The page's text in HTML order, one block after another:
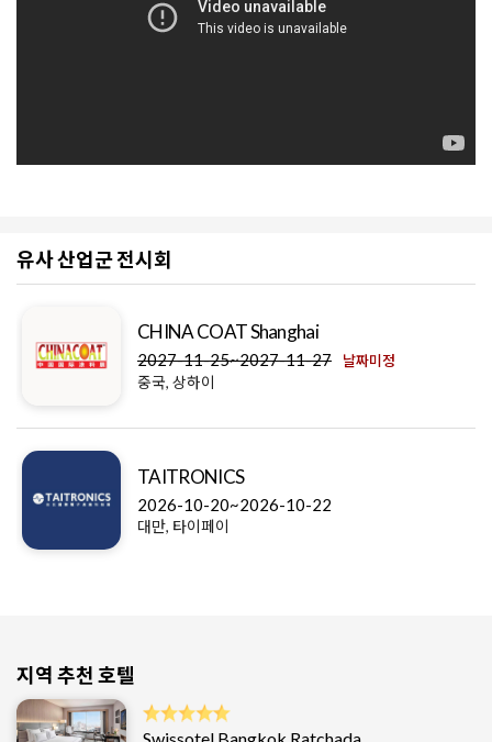
유사 산업군 전시회
CHINA COAT Shanghai
2027-11-25~2027-11-27 날짜미정
중국, 상하이
TAITRONICS
2026-10-20~2026-10-22
대만, 타이페이
지역 추천 호텔